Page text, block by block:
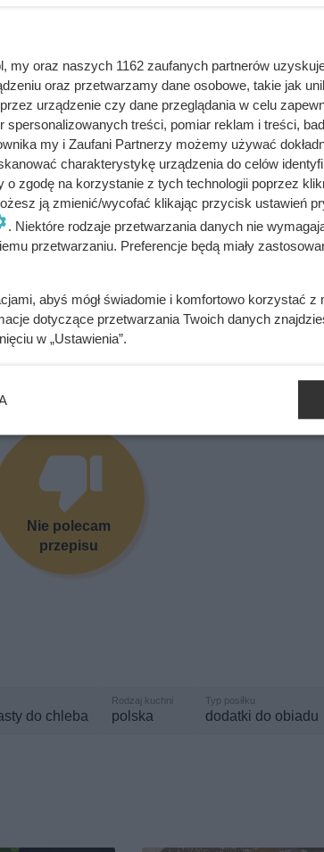
wymieszaj.
Oblicz koszty przyrządzenia potrawy
ryby.
~ Oliwia
Oceń go!
Nie polecam
przepisu
do chleba polska dodatki do obiadu
my oraz naszych 1162 zaufanych partnerów
oraz przetwarzamy dane osobowe, takie jak
urządzenie czy dane przeglądania w celu
treści, pomiar reklam i treści,
my i Zaufani Partnerzy możemy używać
charakterystykę urządzenia do celów
zgodę na korzystanie z tych technologii poprzez
ją zmienić/wycofać klikając przycisk ustawień
. Niektóre rodzaje przetwarzania danych nie
przetwarzaniu. Preferencje będą miały
abyś mógł świadomie i komfortowo korzystać z
dotyczące przetwarzania Twoich danych
w „Ustawienia”.